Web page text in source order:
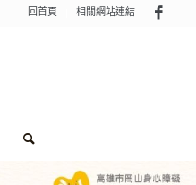
回首頁 相關網站連結